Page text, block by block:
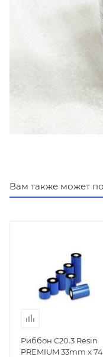
Вам также может
Риббон C20.3 Resin
PREMIUM 33mm x